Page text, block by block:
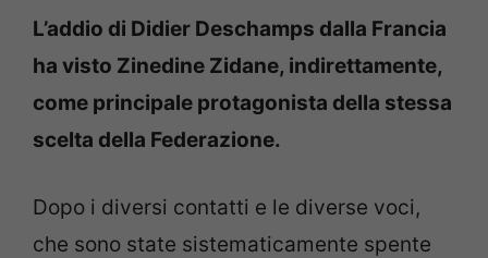
L’addio di Didier Deschamps dalla Francia
ha visto Zinedine Zidane, indirettamente,
come principale protagonista della stessa
scelta della Federazione.
Dopo i diversi contatti e le diverse voci,
che sono state sistematicamente spente